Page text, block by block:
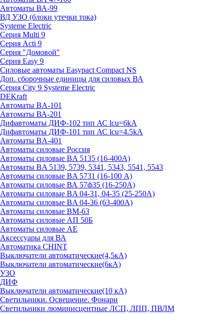
Автоматы ВА-99
ВД УЗО (блоки утечки тока)
Systeme Electric
Серия Multi 9
Серия Acti 9
Серия "Домовой"
Серия Easy 9
Силовые автоматы Easypact Compact NS
Доп. сборочные единицы для силовых ВА
Серия City 9 Systeme Electric
DEKraft
Автоматы BA-101
Автоматы ВА-201
Дифавтоматы ДИФ-102 тип АС lcu=6kA
Дифавтоматы ДИФ-101 тип АС lcu=4.5kA
Автоматы BA-401
Автоматы силовые Россия
Автоматы силовые BA 5135 (16-400А)
Автоматы BA 5139, 5739, 5341, 5343, 5541, 5543
Автоматы силовые BA 5731 (16-100 А)
Автоматы силовые ВА 57ф35 (16-250А)
Автоматы силовые BA 04-31, 04-35 (25-250А)
Автоматы силовые BA 04-36 (63-400А)
Автоматы силовые ВМ-63
Автоматы силовые АП 50Б
Автоматы силовые АЕ
Аксессуары для ВА
Автоматика CHINT
Выключатели автоматические(4,5кА)
Выключатели автоматические(6кА)
УЗО
ДИФ
Выключатели автоматические(10 кА)
Светильники. Освещение. Фонари
Светильники люминисцентные ЛСП, ЛПП, ПВЛМ